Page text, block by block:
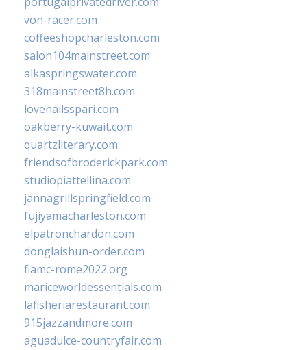
von-racer.com
coffeeshopcharleston.com
salon104mainstreet.com
alkaspringswater.com
318mainstreet8h.com
lovenailsspari.com
oakberry-kuwait.com
quartzliterary.com
friendsofbroderickpark.com
studiopiattellina.com
jannagrillspringfield.com
fujiyamacharleston.com
elpatronchardon.com
donglaishun-order.com
fiamc-rome2022.org
mariceworldessentials.com
lafisheriarestaurant.com
915jazzandmore.com
aguadulce-countryfair.com